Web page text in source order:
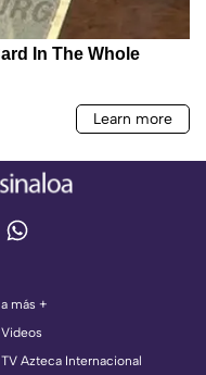
a más +
Videos
TV Azteca Internacional